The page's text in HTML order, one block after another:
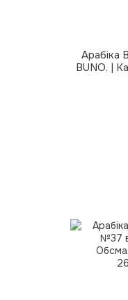
Арабіка
BUNO. |